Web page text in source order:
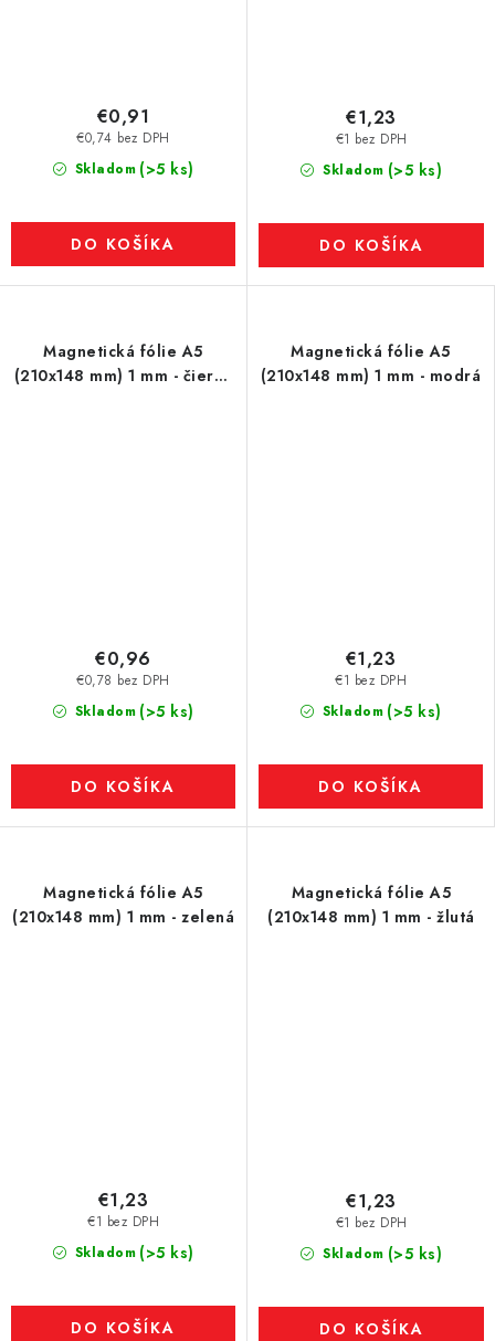
Skladom (>5 ks)
€0,74 bez DPH
€0,91
DO KOŠÍKA
Skladom (>5 ks)
€1 bez DPH
€1,23
DO KOŠÍKA
Magnetická fólie A5
(210x148 mm) 1 mm - čierná
Skladom (>5 ks)
€0,78 bez DPH
€0,96
DO KOŠÍKA
Magnetická fólie A5
(210x148 mm) 1 mm - modrá
Skladom (>5 ks)
€1 bez DPH
€1,23
DO KOŠÍKA
Magnetická fólie A5
(210x148 mm) 1 mm - zelená
Skladom (>5 ks)
€1 bez DPH
€1,23
DO KOŠÍKA
Magnetická fólie A5
(210x148 mm) 1 mm - žlutá
Skladom (>5 ks)
€1 bez DPH
€1,23
DO KOŠÍKA